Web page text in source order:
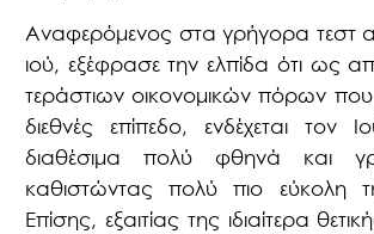
Αναφερόμενος στα γρήγορα τεστ
ιού, εξέφρασε την ελπίδα ότι ως
τεράστιων οικονομικών πόρων που
διεθνές επίπεδο, ενδέχεται τον
διαθέσιμα πολύ φθηνά και
καθιστώντας πολύ πιο εύκολη
Επίσης, εξαιτίας της ιδιαίτερα